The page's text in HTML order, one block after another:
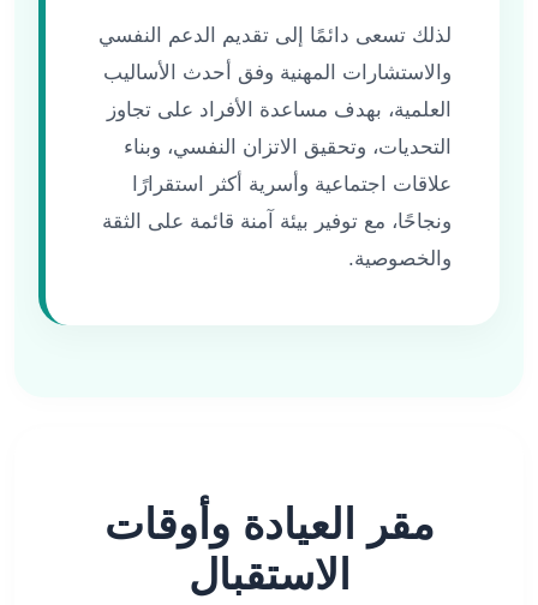
لذلك تسعى دائمًا إلى تقديم الدعم النفسي
والاستشارات المهنية وفق أحدث الأساليب
العلمية، بهدف مساعدة الأفراد على تجاوز
التحديات، وتحقيق الاتزان النفسي، وبناء
علاقات اجتماعية وأسرية أكثر استقرارًا
ونجاحًا، مع توفير بيئة آمنة قائمة على الثقة
والخصوصية.
مقر العيادة وأوقات
الاستقبال